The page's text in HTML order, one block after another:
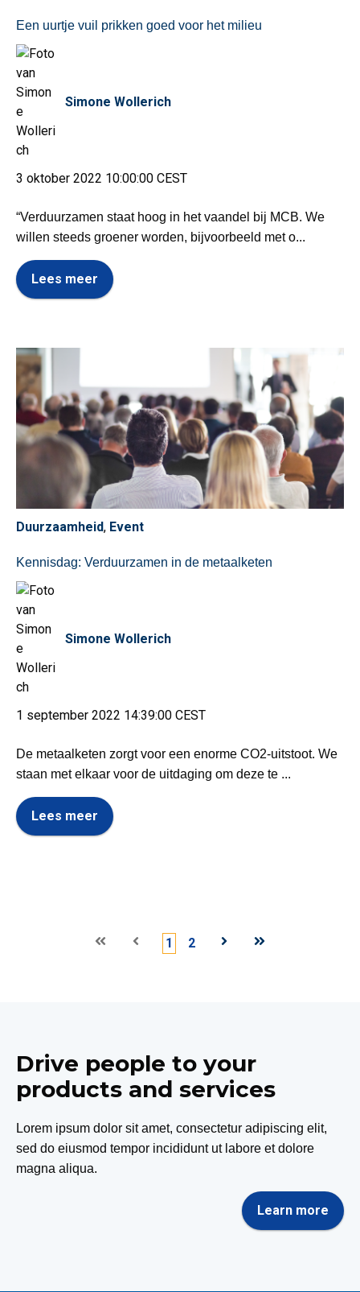
Een uurtje vuil prikken goed voor het milieu
Simone Wollerich
3 oktober 2022 10:00:00 CEST
“Verduurzamen staat hoog in het vaandel bij MCB. We
willen steeds groener worden, bijvoorbeeld met o...
Lees meer
Duurzaamheid, Event
Kennisdag: Verduurzamen in de metaalketen
Simone Wollerich
1 september 2022 14:39:00 CEST
De metaalketen zorgt voor een enorme CO2-uitstoot. We
staan met elkaar voor de uitdaging om deze te ...
Lees meer
Eerste Vorige
1 2 VolgendeLaatste
Drive people to your
products and services
Lorem ipsum dolor sit amet, consectetur adipiscing elit,
sed do eiusmod tempor incididunt ut labore et dolore
magna aliqua.
Learn more